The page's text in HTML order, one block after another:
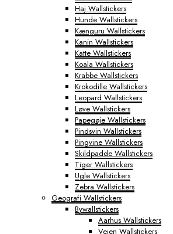
Haj Wallstickers
Hunde Wallstickers
Kænguru Wallstickers
Kanin Wallstickers
Katte Wallstickers
Koala Wallstickers
Krabbe Wallstickers
Krokodille Wallstickers
Leopard Wallstickers
Løve Wallstickers
Papegøje Wallstickers
Pindsvin Wallstickers
Pingvine Wallstickers
Skildpadde Wallstickers
Tiger Wallstickers
Ugle Wallstickers
Zebra Wallstickers
Geografi Wallstickers
Bywallstickers
Aarhus Wallstickers
Vejen Wallstickers